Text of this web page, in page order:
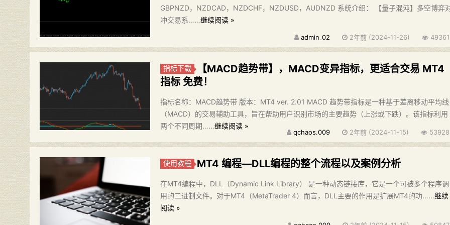
GBPNZD，NZDCAD，NZDCHF，NZDUSD，AUDNZD 系统介绍： 【量子混沌】多空博弈
冲交易系……继续阅读 »
admin_02 2年前 (2024-11-26) 49361
指标下载
【MACD趋势带】，MACD变异指标，更适合交易 MT4
指标 免费！
指标名称：MACD趋势带 版本：MT4 ver. 2.01 MACD 趋势带指标是一种基于差离移动平均线
（MACD）的交易辅助工具，旨在帮助用户识别市场的主要趋势（上涨或下跌）。该指标利用
两个不同周期……继续阅读 »
qchaos.009 2年前 (2024-11-15) 53928
使用教程 MT4 编程—DLL编程的整个流程以及案例分析
在MT4编程中，DLL（Dynamic Link Library） 是一种动态链接库，它是一个可被多个程序调
用的二进制文件。对于MT4（MetaTrader 4）而言，DLL主要的作用是扩展MT4的功……继续
阅读 »